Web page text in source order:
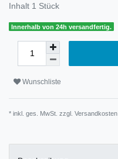
Inhalt 1 Stück
Innerhalb von 24h versandfertig.
Wunschliste
* inkl. ges. MwSt. zzgl. Versandkosten